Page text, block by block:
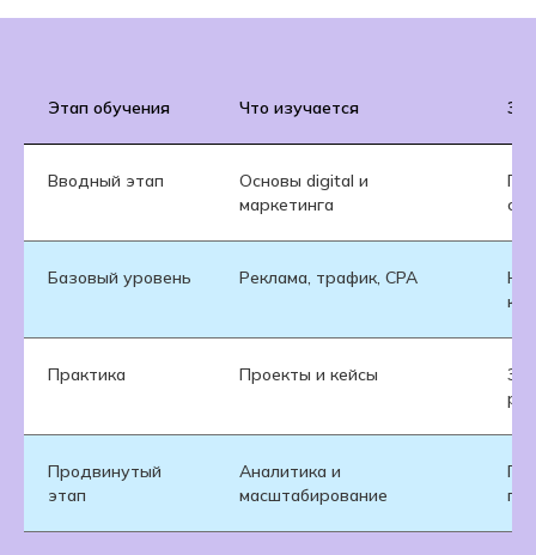
Этап обучения Что изучается
Вводный этап
Основы digital и
маркетинга
Базовый уровень Реклама, трафик, CPA
Практика Проекты и кейсы
Продвинутый
этап
Аналитика и
масштабирование